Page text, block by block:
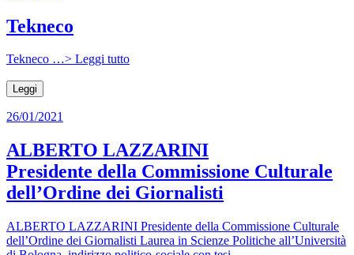
Tekneco
Tekneco …> Leggi tutto
Leggi
26/01/2021
ALBERTO LAZZARINI
Presidente della Commissione Culturale
dell’Ordine dei Giornalisti
ALBERTO LAZZARINI Presidente della Commissione Culturale
dell’Ordine dei Giornalisti Laurea in Scienze Politiche all’Università